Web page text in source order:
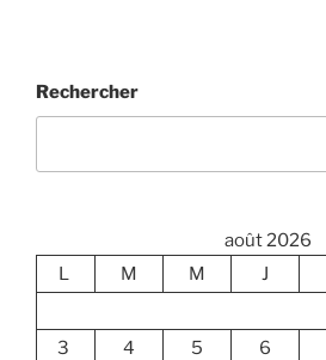
Rechercher
août 2026
L
M M J
3
4 5 6